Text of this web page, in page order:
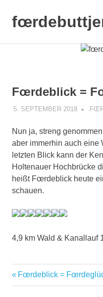
Inhalt
springen
Fœrdeblick =
5. SEPTEMBER 2018
Nun ja, streng
aber immerhin auch eine
letzten Blick kann der
Holtenauer Hochbrücke
heißt Fœrdeblick heute
schauen.
4,9 km Wald & Kanallauf
Vorheriger
Beitrag:
Fœrdeblick =